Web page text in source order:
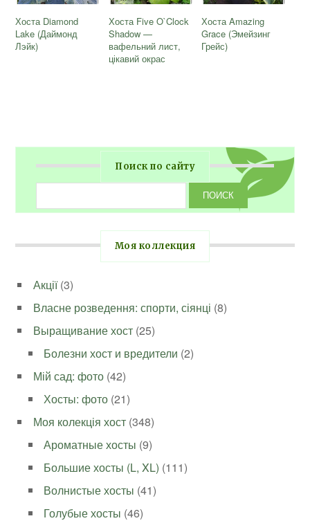
Хоста Diamond
Lake (Даймонд
Лэйк)
Хоста Five O`Clock
Shadow —
вафельний лист,
цікавий окрас
Хоста Amazing
Grace (Эмейзинг
Грейс)
Поиск по сайту
Моя коллекция
Акції(3)
Власне розведення: спорти, сіянці (8)
Выращивание хост (25)
Болезни хост и вредители (2)
Мій сад: фото (42)
Хосты: фото (21)
Моя колекція хост (348)
Ароматные хосты (9)
Большие хосты (L, XL) (111)
Волнистые хосты (41)
Голубые хосты (46)